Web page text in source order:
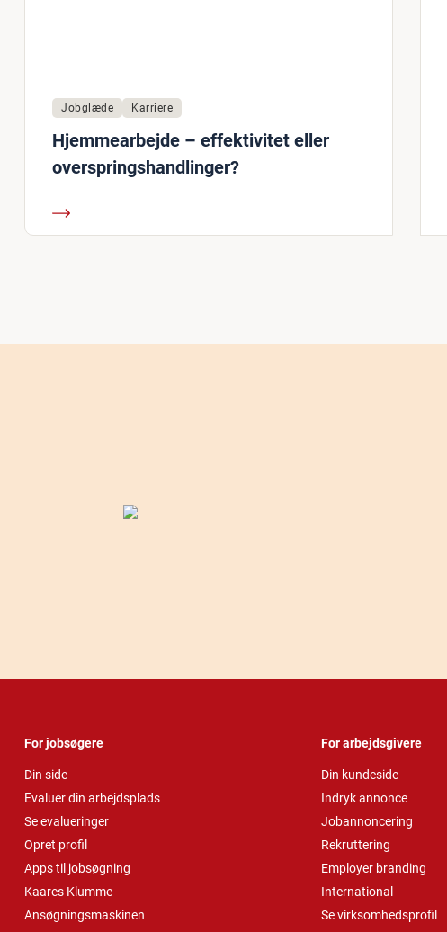
Jobglæde Karriere
Hjemmearbejde – effektivitet eller
overspringshandlinger?
For jobsøgere
Din side
Evaluer din arbejdsplads
Se evalueringer
Opret profil
Apps til jobsøgning
Kaares Klumme
Ansøgningsmaskinen
For arbejdsgivere
Din kundeside
Indryk annonce
Jobannoncering
Rekruttering
Employer branding
International
Se virksomhedsprofil